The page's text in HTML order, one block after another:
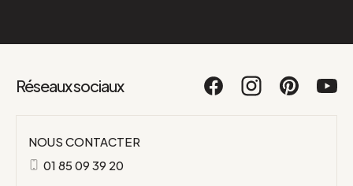
Réseaux sociaux
NOUS CONTACTER
01 85 09 39 20